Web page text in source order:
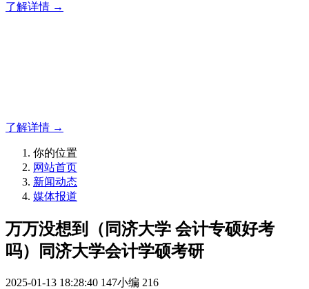
了解详情 →
了解详情 →
你的位置
网站首页
新闻动态
媒体报道
万万没想到（同济大学 会计专硕好考
吗）同济大学会计学硕考研
2025-01-13 18:28:40 147小编 216